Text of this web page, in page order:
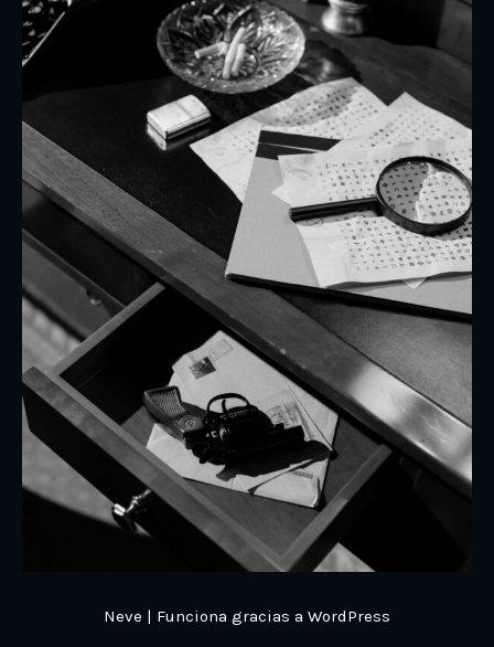
Neve | Funciona gracias a WordPress